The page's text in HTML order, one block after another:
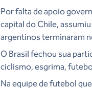
Por falta de apoio
capital do Chile,
argentinos terminaram
O Brasil fechou sua
ciclismo, esgrima,
Na equipe de futebol